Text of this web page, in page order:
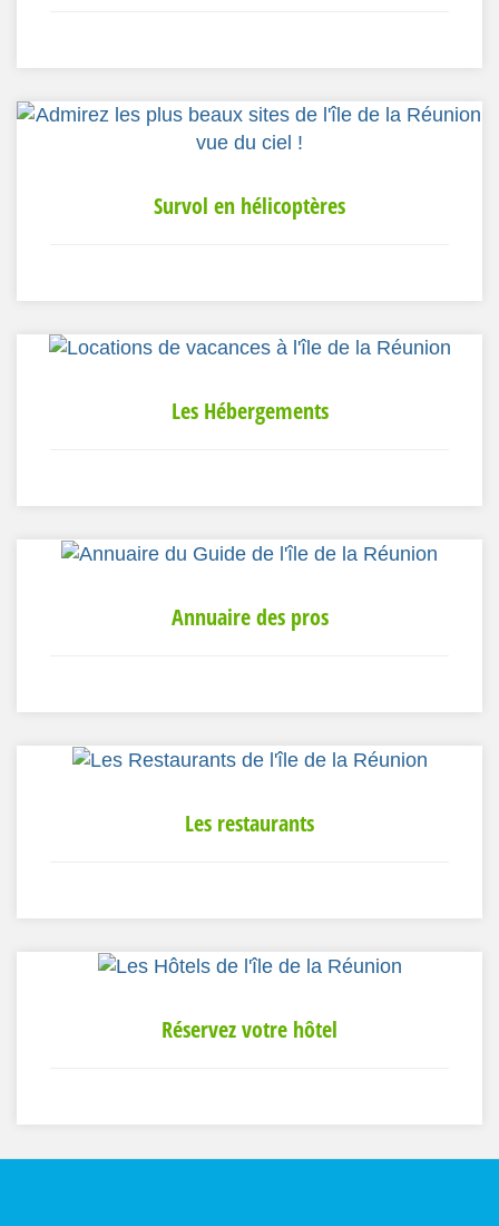
Survol en hélicoptères
Les Hébergements
Annuaire des pros
Les restaurants
Réservez votre hôtel